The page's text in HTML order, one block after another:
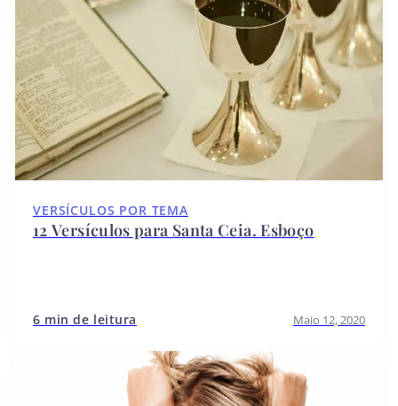
VERSÍCULOS POR TEMA
12 Versículos para Santa Ceia. Esboço
6 min de leitura Maio 12, 2020